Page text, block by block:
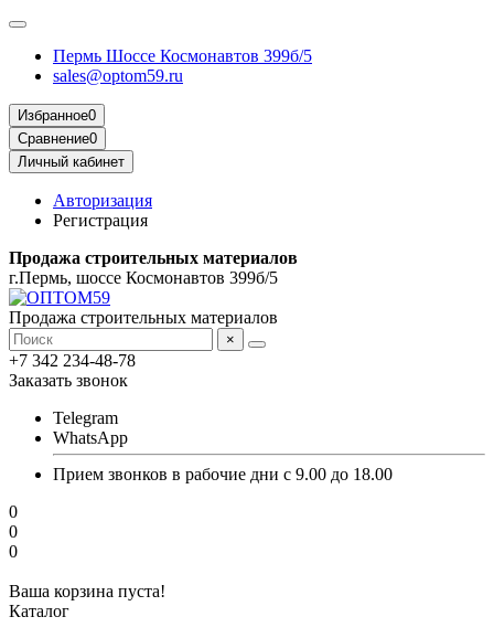
Пермь Шоссе Космонавтов 399б/5
sales@optom59.ru
Избранное0
Сравнение0
Личный кабинет
Авторизация
Регистрация
Продажа строительных материалов
г.Пермь, шоссе Космонавтов 399б/5
Продажа строительных материалов
×
+7 342 234-48-78
Заказать звонок
Telegram
WhatsApp
Прием звонков в рабочие дни с 9.00 до 18.00
0
0
0
Ваша корзина пуста!
Каталог